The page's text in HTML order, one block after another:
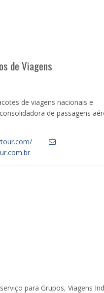
de Viagens
de viagens nacionais e
de passagens
para Grupos, Viagens